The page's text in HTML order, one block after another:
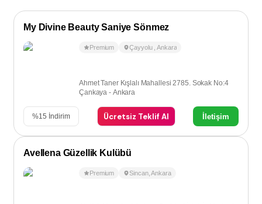
My Divine Beauty Saniye Sönmez
Premium Çayyolu ,Ankara
Ahmet Taner Kışlalı Mahallesi 2785. Sokak No:4
Çankaya - Ankara
%15 İndirim Ücretsiz Teklif Al İletişim
Avellena Güzellik Kulübü
Premium Sincan,Ankara